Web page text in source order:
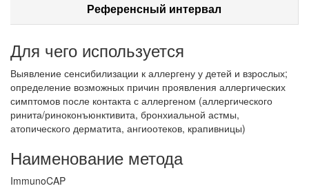
Референсный интервал
Для чего используется
Выявление сенсибилизации к аллергену у детей и взрослых;
определение возможных причин проявления аллергических
симптомов после контакта с аллергеном (аллергического
ринита/риноконъюнктивита, бронхиальной астмы,
атопического дерматита, ангиоотеков, крапивницы)
Наименование метода
ImmunoCAP